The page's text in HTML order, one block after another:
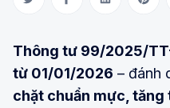
Share on Twitter
Share on Facebook
Share on
Thông tư 99/2025/
từ 01/01/2026 – đánh
chặt chuẩn mực,